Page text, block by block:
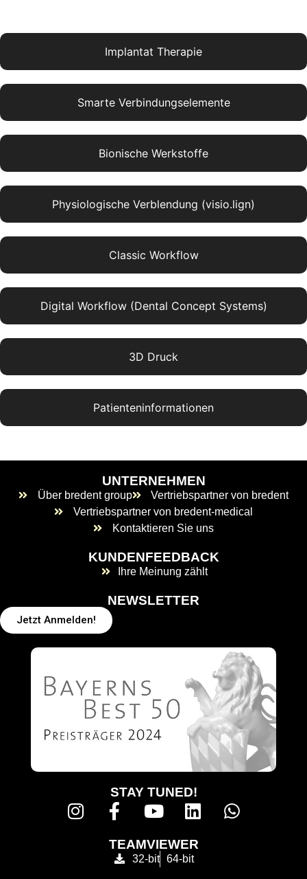
Implantat Therapie
Smarte Verbindungselemente
Bionische Werkstoffe
Physiologische Verblendung (visio.lign)
Classic Workflow
Digital Workflow (Dental Concept Systems)
3D Druck
Patienteninformationen
STAY TUNED!
TEAMVIEWER
32-bit 64-bit
UNTERNEHMEN
Über bredent group
Vertriebspartner von bredent
Vertriebspartner von bredent-medical
Kontaktieren Sie uns
KUNDENFEEDBACK
Ihre Meinung zählt
NEWSLETTER
Jetzt Anmelden!